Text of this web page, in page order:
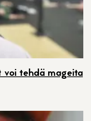
tehdä mageita